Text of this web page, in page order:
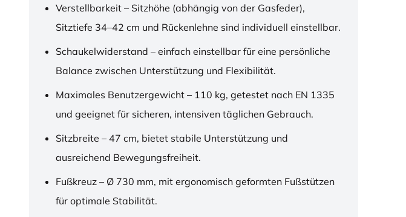
Verstellbarkeit – Sitzhöhe (abhängig von der Gasfeder),
Sitztiefe 34–42 cm und Rückenlehne sind individuell einstellbar.
Schaukelwiderstand – einfach einstellbar für eine persönliche
Balance zwischen Unterstützung und Flexibilität.
Maximales Benutzergewicht – 110 kg, getestet nach EN 1335
und geeignet für sicheren, intensiven täglichen Gebrauch.
Sitzbreite – 47 cm, bietet stabile Unterstützung und
ausreichend Bewegungsfreiheit.
Fußkreuz – Ø 730 mm, mit ergonomisch geformten Fußstützen
für optimale Stabilität.